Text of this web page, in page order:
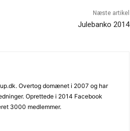
Næste artikel
Julebanko 2014
Overtog domænet i 2007 og har
Oprettede i 2014 Facebook
3000 medlemmer.